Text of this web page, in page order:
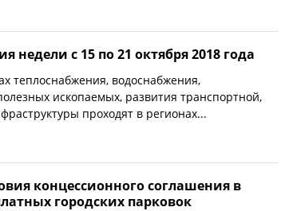
недели с 15 по 21 октября 2018 года
теплоснабжения, водоснабжения,
ископаемых, развития транспортной,
проходят в регионах...
концессионного соглашения в
городских парковок